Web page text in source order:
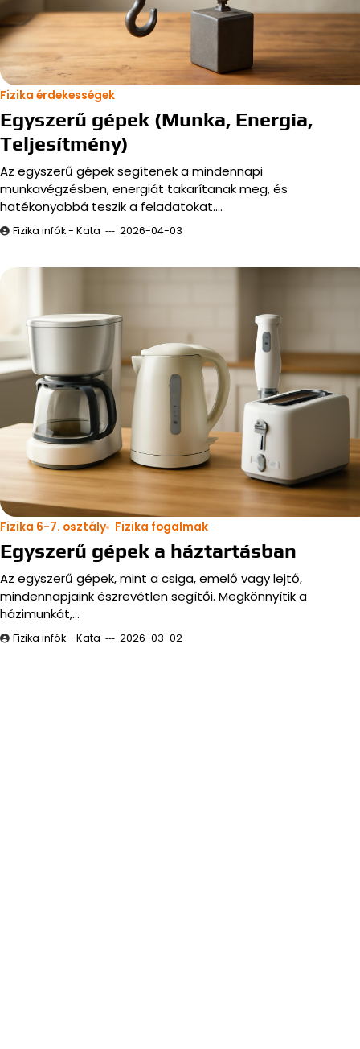
Fizika érdekességek
Egyszerű gépek (Munka, Energia,
Teljesítmény)
Az egyszerű gépek segítenek a mindennapi
munkavégzésben, energiát takarítanak meg, és
hatékonyabbá teszik a feladatokat.…
Fizika infók - Kata 2026-04-03
Fizika 6-7. osztály Fizika fogalmak
Egyszerű gépek a háztartásban
Az egyszerű gépek, mint a csiga, emelő vagy lejtő,
mindennapjaink észrevétlen segítői. Megkönnyítik a
házimunkát,…
Fizika infók - Kata 2026-03-02